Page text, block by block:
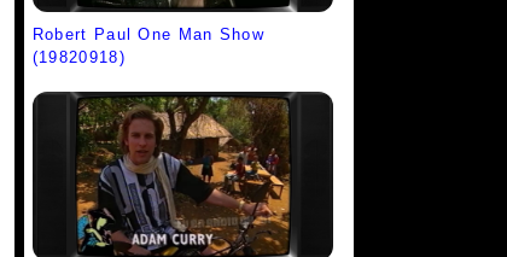
Robert Paul One Man Show
(19820918)